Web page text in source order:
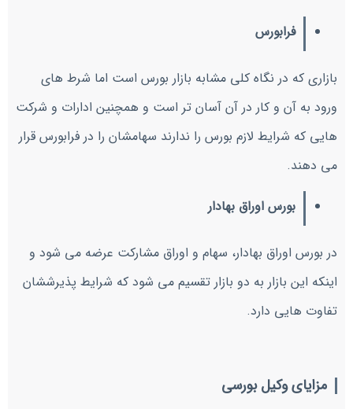
فرابورس
بازاری که در نگاه کلی مشابه بازار بورس است اما شرط های
ورود به آن و کار در آن آسان تر است و همچنین ادارات و شرکت
هایی که شرایط لازم بورس را ندارند سهامشان را در فرابورس قرار
می دهند.
بورس اوراق بهادار
در بورس اوراق بهادار، سهام و اوراق مشارکت عرضه می شود و
اینکه این بازار به دو بازار تقسیم می شود که شرایط پذیرششان
تفاوت هایی دارد.
مزایای وکیل بورسی